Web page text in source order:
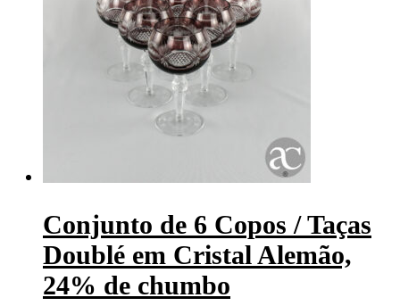
Conjunto de 6 Copos / Taças
Doublé em Cristal Alemão,
24% de chumbo